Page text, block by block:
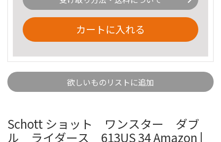
カートに入れる
欲しいものリストに追加
Schott ショット ワンスター ダブ
ル ライダース 613US 34 Amazon |